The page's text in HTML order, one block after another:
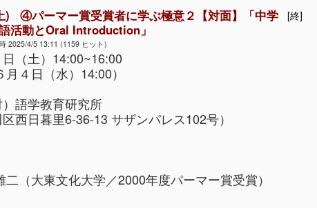
[終]
) ④パーマー賞受賞者に学ぶ極意２【対面】「中学
活動とOral Introduction」
2025/4/5 13:11 (1159 ヒット)
（土）14:00~16:00
月４日（水）14:00）
）語学教育研究所
区西日暮里6-36-13 サザンパレス102号）
二（大東文化大学／2000年度パーマー賞受賞）